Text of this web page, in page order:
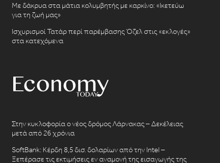
Με δάκρυα στα μάτια κολυμβητής με καρκίνο: «Ικετεύω
για τη ζωή μας»
Ισχυρισμοί Τατάρ περί παρέμβασης Όζελ στις «εκλογές»
στα κατεχόμενα
Στην κυκλοφορία ο νέος δρόμος Λάρνακας – Δεκέλειας
μετά από 26 χρόνια
SoftBank: Κέρδη 8,5 δισ. δολαρίων από την Intel –
Ξεπέρασε τις εκτιμήσεις εν αναμονή της εισαγωγής της